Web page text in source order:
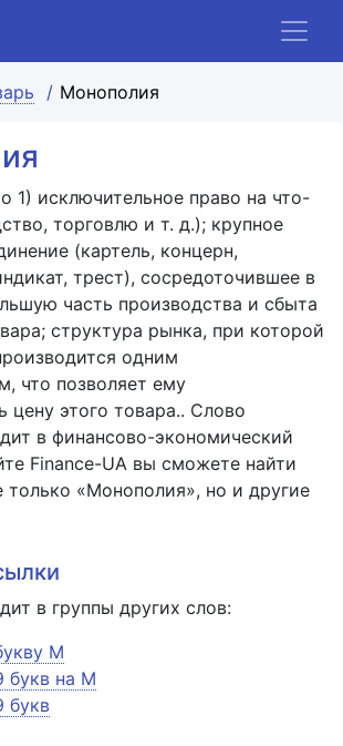
Монополия
1) исключительное право на что-
торговлю и т. д.); крупное
(картель, концерн,
трест), сосредоточившее в
часть производства и сбыта
структура рынка, при которой
одним
что позволяет ему
цену этого товара.. Слово
в финансово-экономический
Finance-UA вы сможете найти
только «Монополия», но и другие
в группы других слов:
М
букв на М
букв